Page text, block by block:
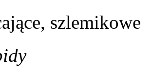
szlemikowe